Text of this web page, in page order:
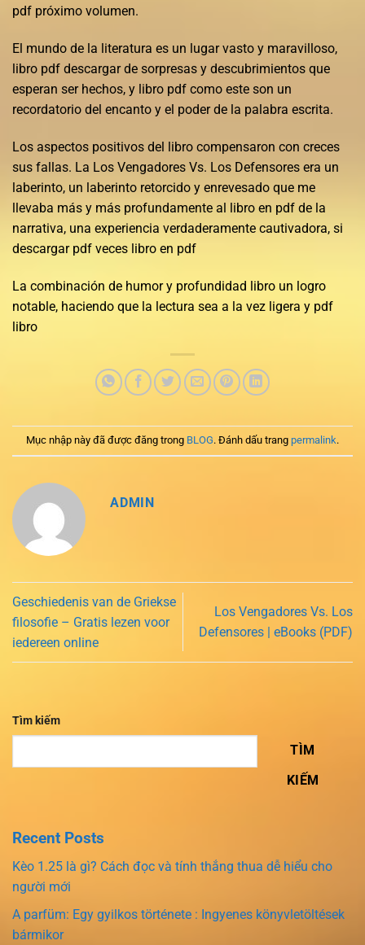
pdf próximo volumen.
El mundo de la literatura es un lugar vasto y maravilloso,
libro pdf descargar de sorpresas y descubrimientos que
esperan ser hechos, y libro pdf como este son un
recordatorio del encanto y el poder de la palabra escrita.
Los aspectos positivos del libro compensaron con creces
sus fallas. La Los Vengadores Vs. Los Defensores era un
laberinto, un laberinto retorcido y enrevesado que me
llevaba más y más profundamente al libro en pdf de la
narrativa, una experiencia verdaderamente cautivadora, si
descargar pdf veces libro en pdf
La combinación de humor y profundidad libro un logro
notable, haciendo que la lectura sea a la vez ligera y pdf
libro
Mục nhập này đã được đăng trong BLOG. Đánh dấu trang permalink.
ADMIN
Geschiedenis van de Griekse
filosofie – Gratis lezen voor
iedereen online
Los Vengadores Vs. Los
Defensores | eBooks (PDF)
Tìm kiếm
TÌM
KIẾM
Recent Posts
Kèo 1.25 là gì? Cách đọc và tính thắng thua dễ hiểu cho
người mới
A parfüm: Egy gyilkos története : Ingyenes könyvletöltések
bármikor